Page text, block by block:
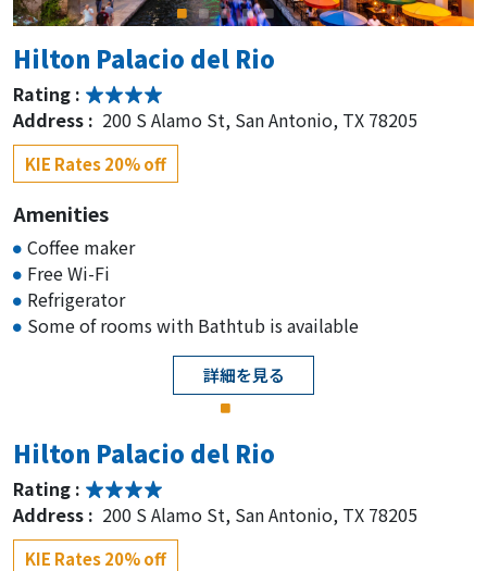
Hilton Palacio del Rio
Rating :
Address : 200 S Alamo St, San Antonio, TX 78205
KIE Rates 20% off
Amenities
Coffee maker
Free Wi-Fi
Refrigerator
Some of rooms with Bathtub is available
詳細を見る
Hilton Palacio del Rio
Rating :
Address : 200 S Alamo St, San Antonio, TX 78205
KIE Rates 20% off